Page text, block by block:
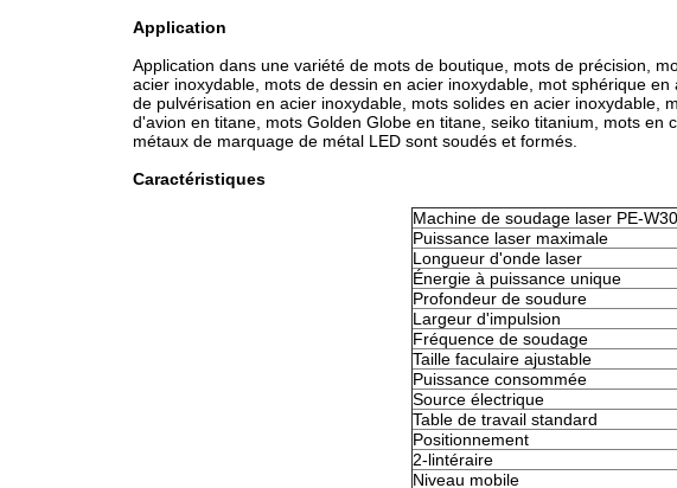
Application
Application dans une variété de mots de boutique, mots de précision,
acier inoxydable, mots de dessin en acier inoxydable, mot sphérique
de pulvérisation en acier inoxydable, mots solides en acier
d'avion en titane, mots Golden Globe en titane, seiko titanium, mots
métaux de marquage de métal LED sont soudés et formés.
Caractéristiques
Machine de soudage laser PE-
Puissance laser maximale
Longueur d'onde laser
Énergie à puissance unique
Profondeur de soudure
Largeur d'impulsion
Fréquence de soudage
Taille faculaire ajustable
Puissance consommée
Source électrique
Table de travail standard
Positionnement
2-lintéraire
Niveau mobile